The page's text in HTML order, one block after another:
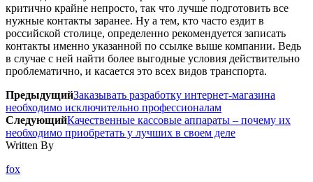
критично крайне непросто, так что лучше подготовить все
нужные контакты заранее. Ну а тем, кто часто ездит в
российской столице, определенно рекомендуется записать
контакты именно указанной по ссылке выше компании. Ведь
в случае с ней найти более выгодные условия действительно
проблематично, и касается это всех видов транспорта.
ПредыдущийЗаказывать разработку интернет-магазина
необходимо исключительно профессионалам
СледующийКачественные кассовые аппараты – почему их
необходимо приобретать у лучших в своем деле
Written By
fox